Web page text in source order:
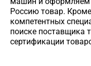
Россию товар.
компетентных
поиске поставщика
сертификации